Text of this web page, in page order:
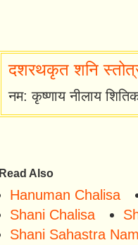
दशरथकृत शनि
नम: कृष्णाय नीलाय
Read Also
Hanuman Chalisa
Shani Chalisa
Shani Sahastra